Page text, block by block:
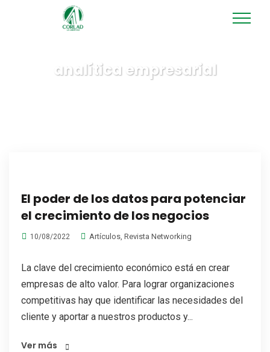
analítica empresarial
El poder de los datos para potenciar
el crecimiento de los negocios
10/08/2022 Artículos Revista Networking
La clave del crecimiento económico está en crear
empresas de alto valor. Para lograr organizaciones
competitivas hay que identificar las necesidades del
cliente y aportar a nuestros productos y...
Ver más